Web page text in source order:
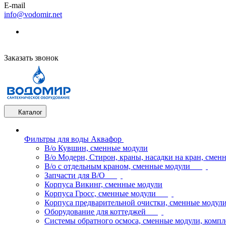
E-mail
info@vodomir.net
Заказать звонок
Каталог
Фильтры для воды Аквафор
В/о Кувшин, сменные модули
В/о Модерн, Стирон, краны, насадки на кран,
В/о с отдельным краном, сменные модули
Запчасти для В/О
Корпуса Викинг, сменные модули
Корпуса Гросс, сменные модули
Корпуса предварительной очистки, сменные модули
Оборудование для коттеджей
Системы обратного осмоса, сменные модули,